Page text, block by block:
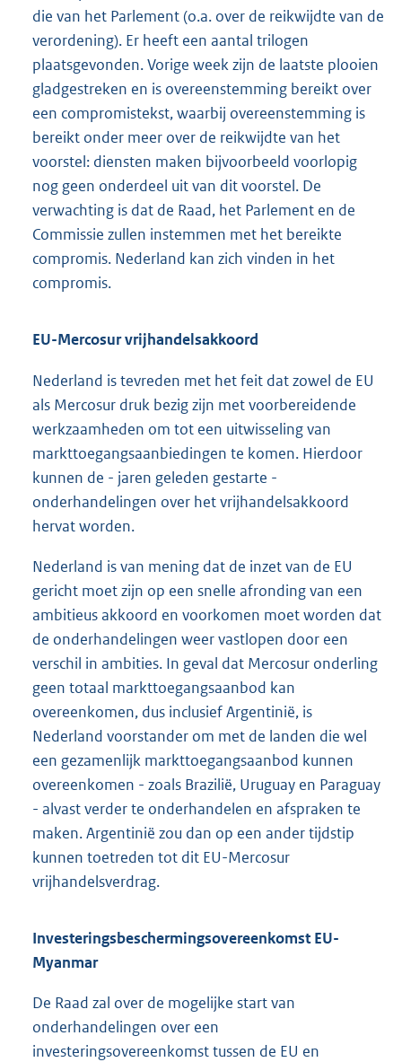
die van het Parlement (o.a. over de reikwijdte van de
verordening). Er heeft een aantal trilogen
plaatsgevonden. Vorige week zijn de laatste plooien
gladgestreken en is overeenstemming bereikt over
een compromistekst, waarbij overeenstemming is
bereikt onder meer over de reikwijdte van het
voorstel: diensten maken bijvoorbeeld voorlopig
nog geen onderdeel uit van dit voorstel. De
verwachting is dat de Raad, het Parlement en de
Commissie zullen instemmen met het bereikte
compromis. Nederland kan zich vinden in het
compromis.
EU-Mercosur vrijhandelsakkoord
Nederland is tevreden met het feit dat zowel de EU
als Mercosur druk bezig zijn met voorbereidende
werkzaamheden om tot een uitwisseling van
markttoegangsaanbiedingen te komen. Hierdoor
kunnen de - jaren geleden gestarte -
onderhandelingen over het vrijhandelsakkoord
hervat worden.
Nederland is van mening dat de inzet van de EU
gericht moet zijn op een snelle afronding van een
ambitieus akkoord en voorkomen moet worden dat
de onderhandelingen weer vastlopen door een
verschil in ambities. In geval dat Mercosur onderling
geen totaal markttoegangsaanbod kan
overeenkomen, dus inclusief Argentinië, is
Nederland voorstander om met de landen die wel
een gezamenlijk markttoegangsaanbod kunnen
overeenkomen - zoals Brazilië, Uruguay en Paraguay
- alvast verder te onderhandelen en afspraken te
maken. Argentinië zou dan op een ander tijdstip
kunnen toetreden tot dit EU-Mercosur
vrijhandelsverdrag.
Investeringsbeschermingsovereenkomst EU-
Myanmar
De Raad zal over de mogelijke start van
onderhandelingen over een
investeringsovereenkomst tussen de EU en